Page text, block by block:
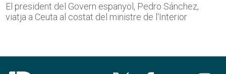
El president del Govern espanyol, Pedro Sánchez,
viatja a Ceuta al costat del ministre de l'Interior